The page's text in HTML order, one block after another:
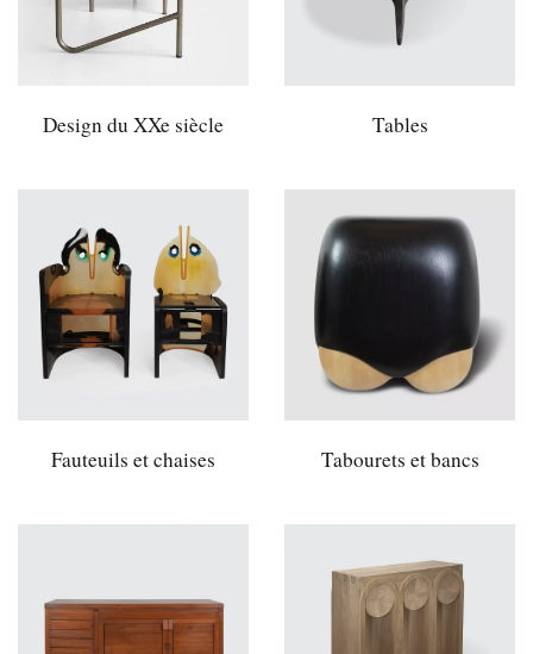
Design du XXe siècle Tables
Fauteuils et chaises Tabourets et bancs